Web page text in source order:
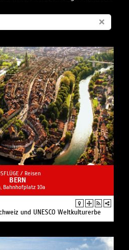
×
/ Reisen
BERN
Bahnhofplatz 10a
und UNESCO Weltkulturerbe